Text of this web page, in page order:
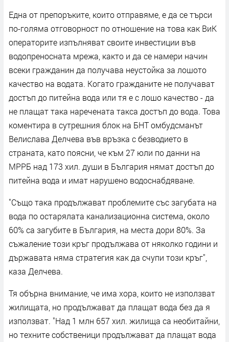
Една от препоръките, които отправяме, е да се търси
по-голяма отговорност по отношение на това как ВиК
операторите изпълняват своите инвестиции във
водопреносната мрежа, както и да се намери начин
всеки гражданин да получава неустойка за лошото
качество на водата. Когато гражданите не получават
достъп до питейна вода или тя е с лошо качество - да
не плащат така наречената такса достъп до вода. Това
коментира в сутрешния блок на БНТ омбудсманът
Велислава Делчева във връзка с безводието в
страната, като поясни, че към 27 юли по данни на
МРРБ над 173 хил. души в България нямат достъп до
питейна вода и имат нарушено водоснабдяване.
"Също така продължават проблемите със загубата на
вода по остарялата канализационна система, около
60% са загубите в България, на места дори 80%. За
съжаление този кръг продължава от няколко години и
държавата няма стратегия как да счупи този кръг",
каза Делчева.
Тя обърна внимание, че има хора, които не използват
жилищата, но продължават да плащат вода без да я
използват. "Над 1 млн 657 хил. жилища са необитайни,
но техните собственици продължават да плащат вода